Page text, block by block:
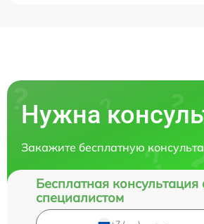
Нужна
Закажите бесплатную
Бесплатная консультация
специалистом